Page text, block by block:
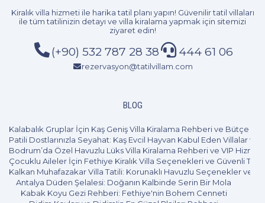
yaparak tek tıkla hızlı ve güvenli alışverişinizi
tatilcinin bütçesine, kişi sayısına, zevklerine ve ihtiyaçlarına
uygun villa seçenekleri ile çeşitlilik sağlayan tatilvillam.com
güvenli alışveriş ile güvenli ve huzurlu bir tatil geçirmeniz için
size en uygun kiralık villayı sağlıyor. Kiralık villa alternatifleriyle
Kiralık villa hizmetiile harika tatil planı yapın! Güvenilir tatil villaları
ile tüm tatilinizin detayı ve villa kiralama yapmak için sitemizi
ziyaret edin!
(+90) 532 787 28 38 444 61 06
rezervasyon@tatilvillam.com
BLOG
Kalabalık Gruplar İçin Kaş Geniş Villa Kiralama Rehberi ve Bütçe
Patili Dostlarınızla Seyahat: Kaş Evcil Hayvan Kabul Eden Villalar ve
Bodrum’da Özel Havuzlu Lüks Villa Kiralama Rehberi ve VIP
Çocuklu Aileler İçin Fethiye Kiralık Villa Seçenekleri ve Güvenli
Kalkan Muhafazakar Villa Tatili: Korunaklı Havuzlu Seçenekler ve
Antalya Düden Şelalesi: Doğanın Kalbinde Serin Bir Mola
Kabak Koyu Gezi Rehberi: Fethiye'nin Bohem Cenneti